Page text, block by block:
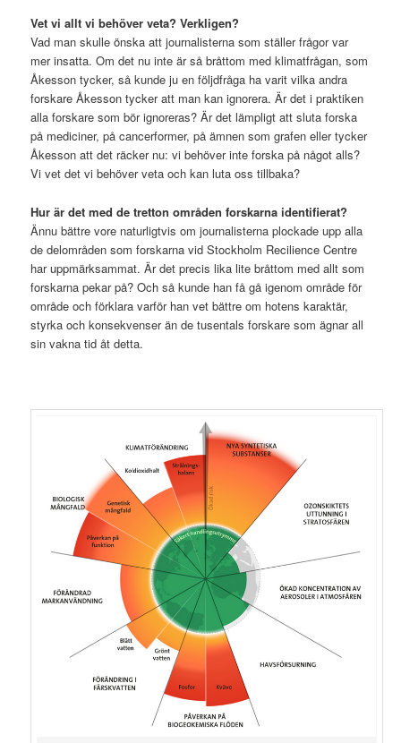
Vet vi allt vi behöver veta? Verkligen?
Vad man skulle önska att journalisterna som ställer frågor var
mer insatta. Om det nu inte är så bråttom med klimatfrågan, som
Åkesson tycker, så kunde ju en följdfråga ha varit vilka andra
forskare Åkesson tycker att man kan ignorera. Är det i praktiken
alla forskare som bör ignoreras? Är det lämpligt att sluta forska
på mediciner, på cancerformer, på ämnen som grafen eller tycker
Åkesson att det räcker nu: vi behöver inte forska på något alls?
Vi vet det vi behöver veta och kan luta oss tillbaka?
Hur är det med de tretton områden forskarna identifierat?
Ännu bättre vore naturligtvis om journalisterna plockade upp alla
de delområden som forskarna vid Stockholm Recilience Centre
har uppmärksammat. Är det precis lika lite bråttom med allt som
forskarna pekar på? Och så kunde han få gå igenom område för
område och förklara varför han vet bättre om hotens karaktär,
styrka och konsekvenser än de tusentals forskare som ägnar all
sin vakna tid åt detta.